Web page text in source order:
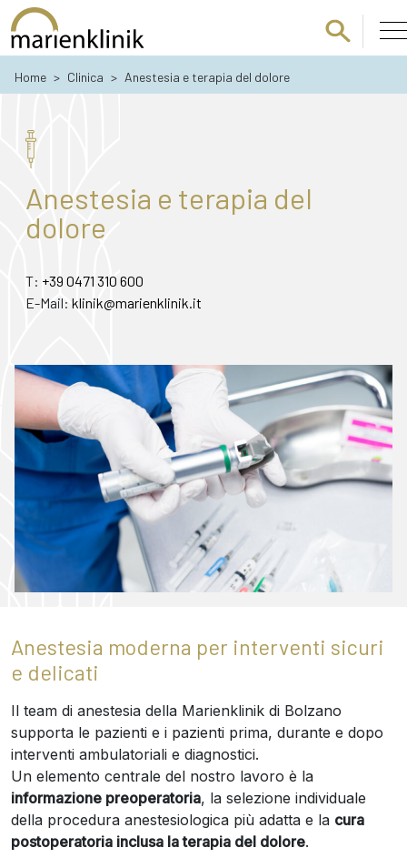
Passa al contenuto principale
Home > Clinica > Anestesia e terapia del dolore
Anestesia e terapia del
dolore
T: +39 0471 310 600
E-Mail: klinik@marienklinik.it
Anestesia moderna per interventi sicuri
e delicati
Il team di anestesia della Marienklinik di Bolzano
supporta le pazienti e i pazienti prima, durante e dopo
interventi ambulatoriali e diagnostici.
Un elemento centrale del nostro lavoro è la
informazione preoperatoria, la selezione individuale
della procedura anestesiologica più adatta e la cura
postoperatoria inclusa la terapia del dolore.